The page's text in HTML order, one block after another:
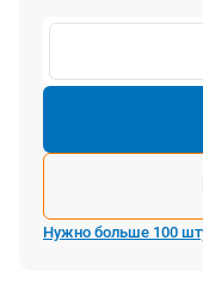
Нужно больше 100